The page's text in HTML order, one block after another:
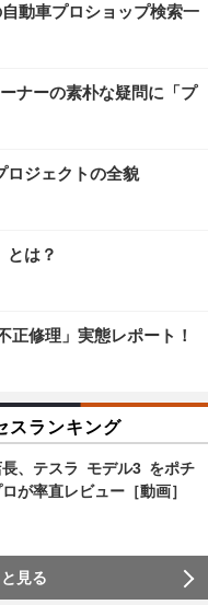
車プロショップ検索一
ナーの素朴な疑問に「プ
ロジェクトの全貌
とは？
正修理」実態レポート！
スランキング
、テスラ モデル3 をポチ
が率直レビュー［動画］
見る